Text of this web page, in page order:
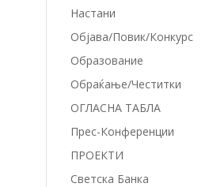
Настани
Објава/Повик/Конкурс
Образование
Обраќање/Честитки
ОГЛАСНА ТАБЛА
Прес-Конференции
ПРОЕКТИ
Светска Банка